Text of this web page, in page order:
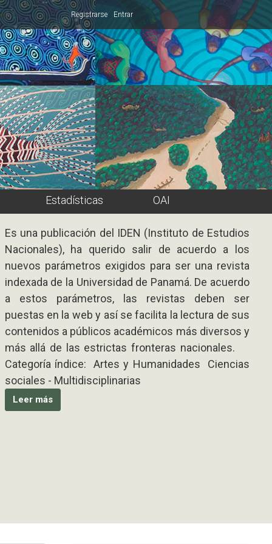
Registrarse Entrar
Estadísticas OAI
Es una publicación del IDEN (Instituto de Estudios
Nacionales), ha querido salir de acuerdo a los
nuevos parámetros exigidos para ser una revista
indexada de la Universidad de Panamá. De acuerdo
a estos parámetros, las revistas deben ser
puestas en la web y así se facilita la lectura de sus
contenidos a públicos académicos más diversos y
más allá de las estrictas fronteras nacionales.
Categoría índice: Artes y Humanidades Ciencias
sociales - Multidisciplinarias
Leer más